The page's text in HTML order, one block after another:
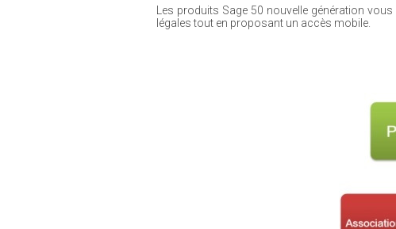
Les produits Sage 50 nouvelle génération
légales tout en proposant un accès mobile.